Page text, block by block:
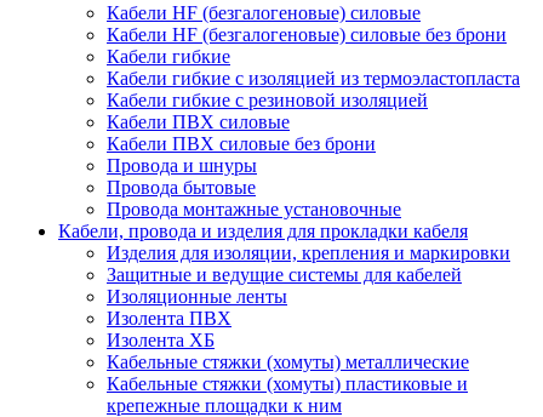
Кабели HF (безгалогеновые) силовые
Кабели HF (безгалогеновые) силовые без брони
Кабели гибкие
Кабели гибкие с изоляцией из термоэластопласта
Кабели гибкие с резиновой изоляцией
Кабели ПВХ силовые
Кабели ПВХ силовые без брони
Провода и шнуры
Провода бытовые
Провода монтажные установочные
Кабели, провода и изделия для прокладки кабеля
Изделия для изоляции, крепления и маркировки
Защитные и ведущие системы для кабелей
Изоляционные ленты
Изолента ПВХ
Изолента ХБ
Кабельные стяжки (хомуты) металлические
Кабельные стяжки (хомуты) пластиковые и
крепежные площадки к ним